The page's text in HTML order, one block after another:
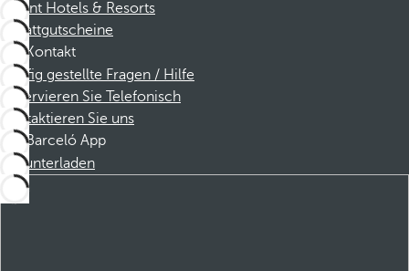
Dorint Hotels & Resorts
Rabattgutscheine
Kontakt
Häufig gestellte Fragen / Hilfe
Reservieren Sie Telefonisch
Kontaktieren Sie uns
Barceló App
Herunterladen